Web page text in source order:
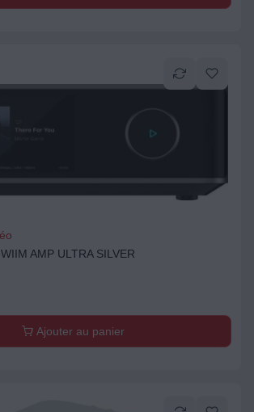
AMP ULTRA SILVER
Ajouter au panier